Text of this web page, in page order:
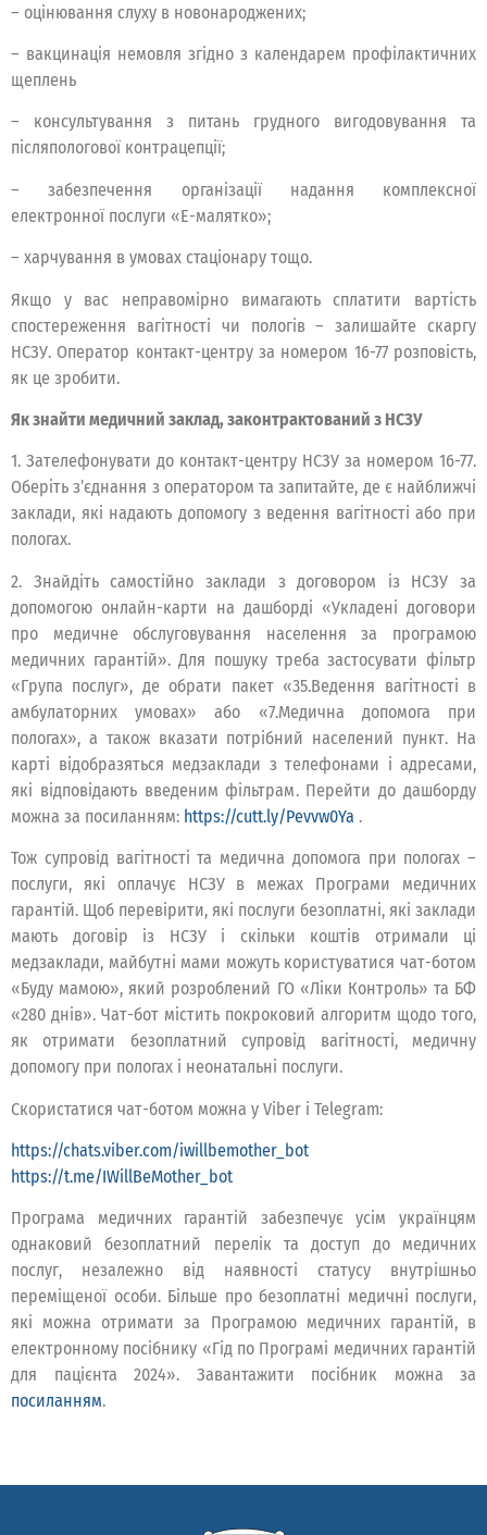
– оцінювання слуху в новонароджених;
– вакцинація немовля згідно з календарем профілактичних
щеплень
– консультування з питань грудного вигодовування та
післяпологової контрацепції;
– забезпечення організації надання комплексної
електронної послуги «Е-малятко»;
– харчування в умовах стаціонару тощо.
Якщо у вас неправомірно вимагають сплатити вартість
спостереження вагітності чи пологів – залишайте скаргу
НСЗУ. Оператор контакт-центру за номером 16-77 розповість,
як це зробити.
Як знайти медичний заклад, законтрактований з НСЗУ
1. Зателефонувати до контакт-центру НСЗУ за номером 16-77.
Оберіть з’єднання з оператором та запитайте, де є найближчі
заклади, які надають допомогу з ведення вагітності або при
пологах.
2. Знайдіть самостійно заклади з договором із НСЗУ за
допомогою онлайн-карти на дашборді «Укладені договори
про медичне обслуговування населення за програмою
медичних гарантій». Для пошуку треба застосувати фільтр
«Група послуг», де обрати пакет «35.Ведення вагітності в
амбулаторних умовах» або «7.Медична допомога при
пологах», а також вказати потрібний населений пункт. На
карті відобразяться медзаклади з телефонами і адресами,
які відповідають введеним фільтрам. Перейти до дашборду
можна за посиланням: https://cutt.ly/Pevvw0Ya .
Тож супровід вагітності та медична допомога при пологах –
послуги, які оплачує НСЗУ в межах Програми медичних
гарантій. Щоб перевірити, які послуги безоплатні, які заклади
мають договір із НСЗУ і скільки коштів отримали ці
медзаклади, майбутні мами можуть користуватися чат-ботом
«Буду мамою», який розроблений ГО «Ліки Контроль» та БФ
«280 днів». Чат-бот містить покроковий алгоритм щодо того,
як отримати безоплатний супровід вагітності, медичну
допомогу при пологах і неонатальні послуги.
Скористатися чат-ботом можна у Viber і Telegram:
https://chats.viber.com/iwillbemother_bot
https://t.me/IWillBeMother_bot
Програма медичних гарантій забезпечує усім українцям
однаковий безоплатний перелік та доступ до медичних
послуг, незалежно від наявності статусу внутрішньо
переміщеної особи. Більше про безоплатні медичні послуги,
які можна отримати за Програмою медичних гарантій, в
електронному посібнику «Гід по Програмі медичних гарантій
для пацієнта 2024». Завантажити посібник можна за
посиланням.